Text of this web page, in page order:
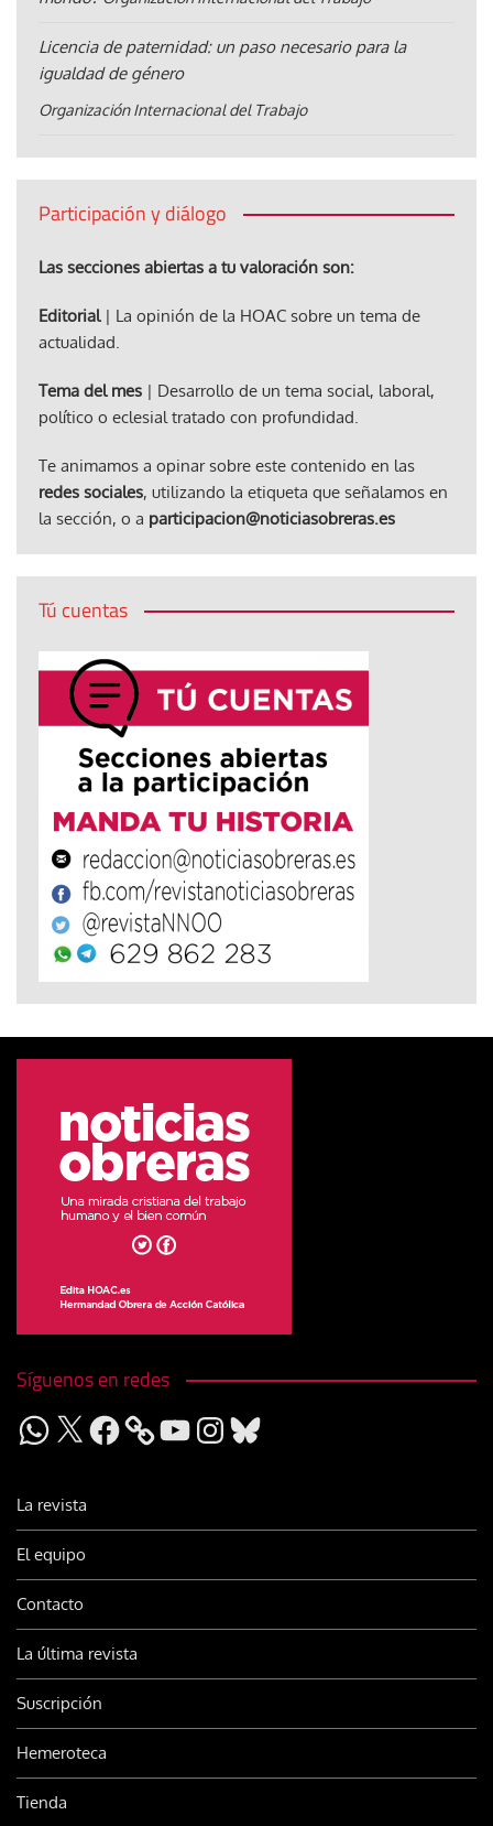
Licencia de paternidad: un paso necesario para la
igualdad de género
Organización Internacional del Trabajo
Participación y diálogo
Las secciones abiertas a tu valoración son:
Editorial| La opinión de la HOAC sobre un tema de
actualidad.
Tema del mes | Desarrollo de un tema social, laboral,
político o eclesial tratado con profundidad.
Te animamos a opinar sobre este contenido en las
redes sociales, utilizando la etiqueta que señalamos en
la sección, o a participacion@noticiasobreras.es
Tú cuentas
Síguenos en redes
WhatsApp
X Facebook YouTubeInstagram
Bluesky
La revista
El equipo
Contacto
La última revista
Suscripción
Hemeroteca
Tienda